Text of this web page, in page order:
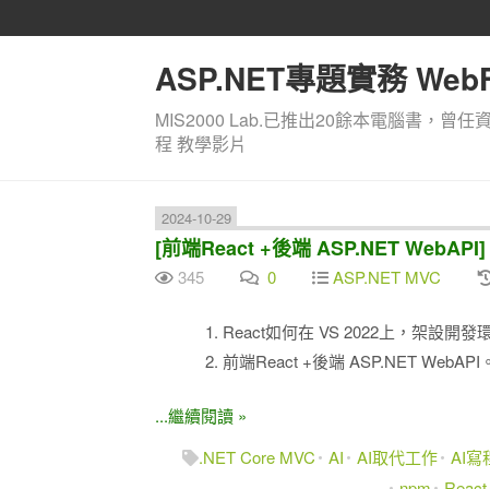
ASP.NET專題實務
MIS2000 Lab.已推出20餘本電腦書，曾任
程 教學影片
2024-10-29
[前端React +後端 ASP.NET
345 0 ASP.NET MVC
React如何在 VS 2022上，架設開發
前端React +後端 ASP.NET WebAPI
...繼續閱讀 »
.NET Core MVC
AI AI取代工作 AI寫